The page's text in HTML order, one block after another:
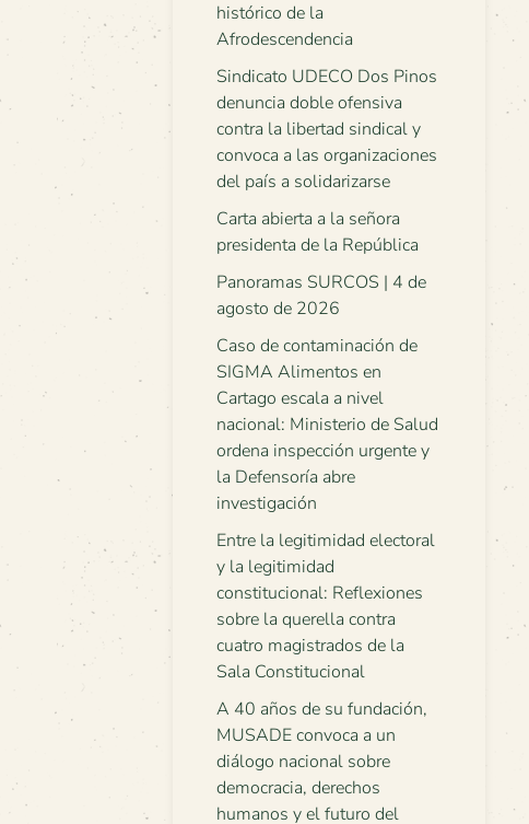
histórico de la
Afrodescendencia
Sindicato UDECO Dos Pinos
denuncia doble ofensiva
contra la libertad sindical y
convoca a las organizaciones
del país a solidarizarse
Carta abierta a la señora
presidenta de la República
Panoramas SURCOS | 4 de
agosto de 2026
Caso de contaminación de
SIGMA Alimentos en
Cartago escala a nivel
nacional: Ministerio de Salud
ordena inspección urgente y
la Defensoría abre
investigación
Entre la legitimidad electoral
y la legitimidad
constitucional: Reflexiones
sobre la querella contra
cuatro magistrados de la
Sala Constitucional
A 40 años de su fundación,
MUSADE convoca a un
diálogo nacional sobre
democracia, derechos
humanos y el futuro del